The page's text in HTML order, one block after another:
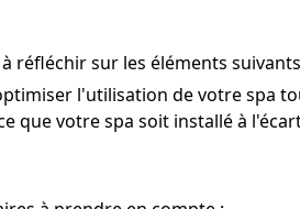
réfléchir sur les éléments
l'utilisation de votre spa
que votre spa soit installé à